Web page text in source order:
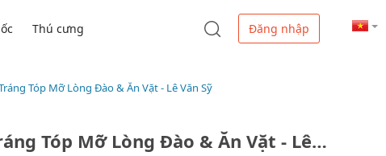
Thú cưng Đăng nhập
Tóp Mỡ Lòng Đào & Ăn Vặt - Lê Văn Sỹ
Quán A Thuỷ - Bánh Tráng Tóp Mỡ Lòng Đào & Ăn Vặt - Lê Văn Sỹ